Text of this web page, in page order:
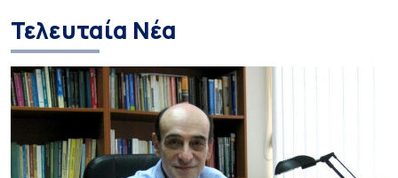
Τελευταία Νέα